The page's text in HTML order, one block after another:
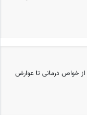
از خواص درمانی تا عوارض